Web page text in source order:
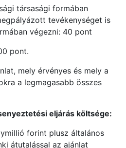
társasági formában
tevékenységet is
végezni: 40 pont
pont.
mely érvényes és mely a
a legmagasabb összes
eljárás költsége:
forint plusz általános
átutalással az ajánlat